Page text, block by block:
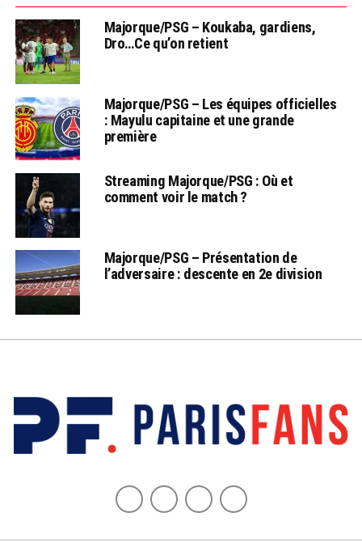
Majorque/PSG – Koukaba, gardiens,
Dro…Ce qu’on retient
Majorque/PSG – Les équipes officielles
: Mayulu capitaine et une grande
première
Streaming Majorque/PSG : Où et
comment voir le match ?
Majorque/PSG – Présentation de
l’adversaire : descente en 2e division